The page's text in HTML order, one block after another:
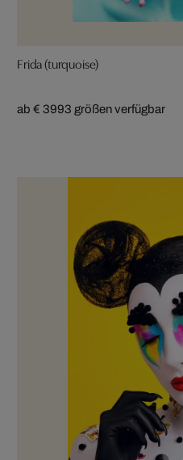
Frida (turquoise)
ab € 3993 größen verfügbar